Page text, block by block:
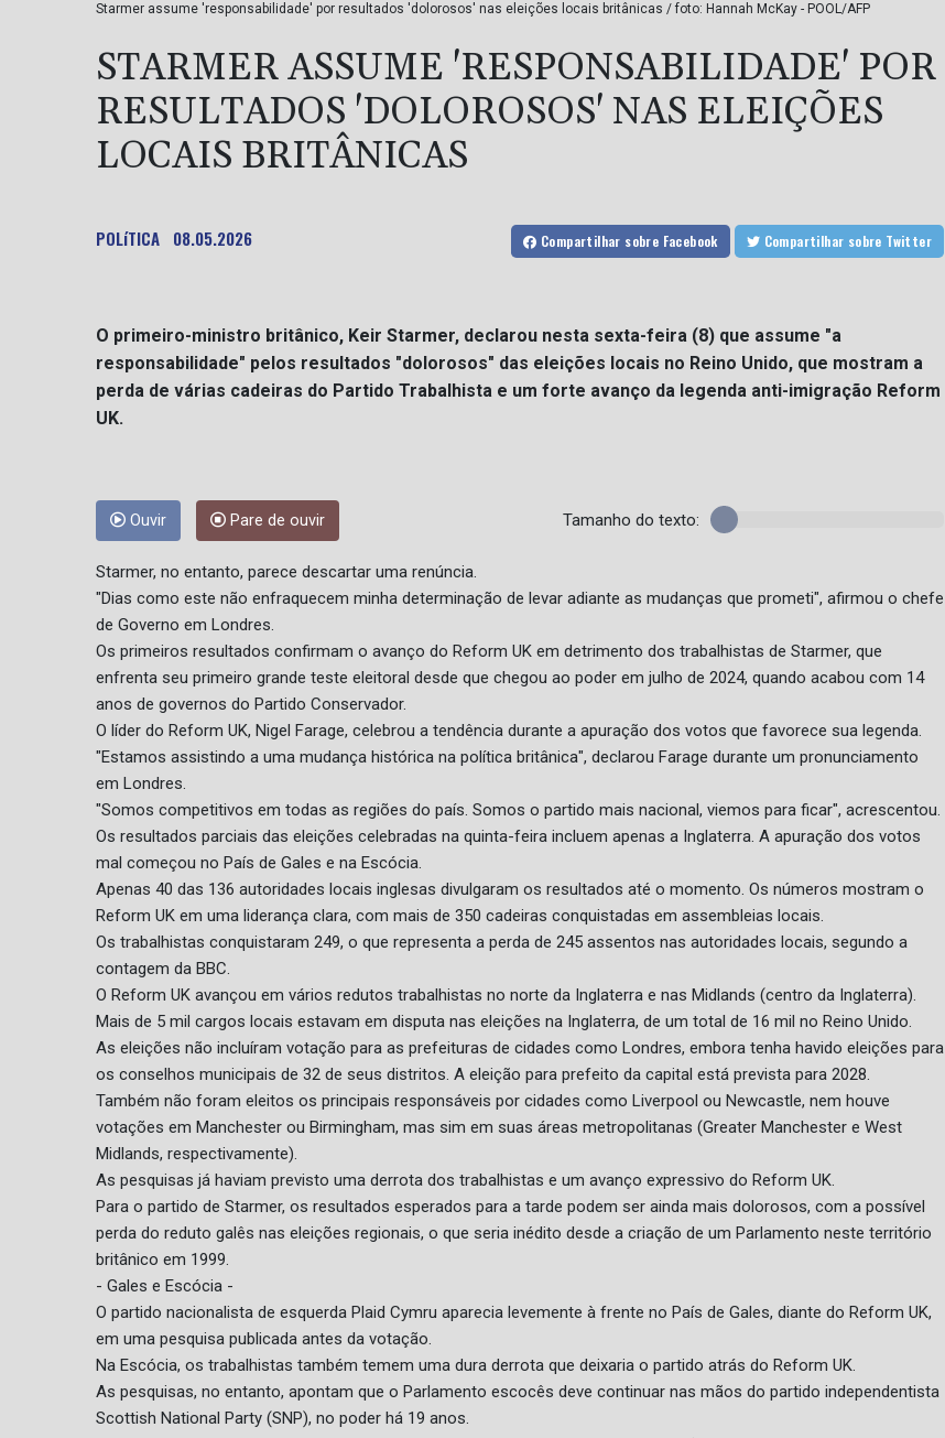
Starmer assume 'responsabilidade' por resultados 'dolorosos' nas eleições locais britânicas / foto: Hannah McKay - POOL/AFP
STARMER ASSUME 'RESPONSABILIDADE' POR
RESULTADOS 'DOLOROSOS' NAS ELEIÇÕES
LOCAIS BRITÂNICAS
POLíTICA 08.05.2026 Compartilhar sobre Facebook Compartilhar sobre Twitter
O primeiro-ministro britânico, Keir Starmer, declarou nesta sexta-feira (8) que assume "a
responsabilidade" pelos resultados "dolorosos" das eleições locais no Reino Unido, que mostram a
perda de várias cadeiras do Partido Trabalhista e um forte avanço da legenda anti-imigração Reform
UK.
Ouvir Pare de ouvir Tamanho do texto:
Starmer, no entanto, parece descartar uma renúncia.
"Dias como este não enfraquecem minha determinação de levar adiante as mudanças que prometi", afirmou o chefe
de Governo em Londres.
Os primeiros resultados confirmam o avanço do Reform UK em detrimento dos trabalhistas de Starmer, que
enfrenta seu primeiro grande teste eleitoral desde que chegou ao poder em julho de 2024, quando acabou com 14
anos de governos do Partido Conservador.
O líder do Reform UK, Nigel Farage, celebrou a tendência durante a apuração dos votos que favorece sua legenda.
"Estamos assistindo a uma mudança histórica na política britânica", declarou Farage durante um pronunciamento
em Londres.
"Somos competitivos em todas as regiões do país. Somos o partido mais nacional, viemos para ficar", acrescentou.
Os resultados parciais das eleições celebradas na quinta-feira incluem apenas a Inglaterra. A apuração dos votos
mal começou no País de Gales e na Escócia.
Apenas 40 das 136 autoridades locais inglesas divulgaram os resultados até o momento. Os números mostram o
Reform UK em uma liderança clara, com mais de 350 cadeiras conquistadas em assembleias locais.
Os trabalhistas conquistaram 249, o que representa a perda de 245 assentos nas autoridades locais, segundo a
contagem da BBC.
O Reform UK avançou em vários redutos trabalhistas no norte da Inglaterra e nas Midlands (centro da Inglaterra).
Mais de 5 mil cargos locais estavam em disputa nas eleições na Inglaterra, de um total de 16 mil no Reino Unido.
As eleições não incluíram votação para as prefeituras de cidades como Londres, embora tenha havido eleições para
os conselhos municipais de 32 de seus distritos. A eleição para prefeito da capital está prevista para 2028.
Também não foram eleitos os principais responsáveis por cidades como Liverpool ou Newcastle, nem houve
votações em Manchester ou Birmingham, mas sim em suas áreas metropolitanas (Greater Manchester e West
Midlands, respectivamente).
As pesquisas já haviam previsto uma derrota dos trabalhistas e um avanço expressivo do Reform UK.
Para o partido de Starmer, os resultados esperados para a tarde podem ser ainda mais dolorosos, com a possível
perda do reduto galês nas eleições regionais, o que seria inédito desde a criação de um Parlamento neste território
britânico em 1999.
- Gales e Escócia -
O partido nacionalista de esquerda Plaid Cymru aparecia levemente à frente no País de Gales, diante do Reform UK,
em uma pesquisa publicada antes da votação.
Na Escócia, os trabalhistas também temem uma dura derrota que deixaria o partido atrás do Reform UK.
As pesquisas, no entanto, apontam que o Parlamento escocês deve continuar nas mãos do partido independentista
Scottish National Party (SNP), no poder há 19 anos.